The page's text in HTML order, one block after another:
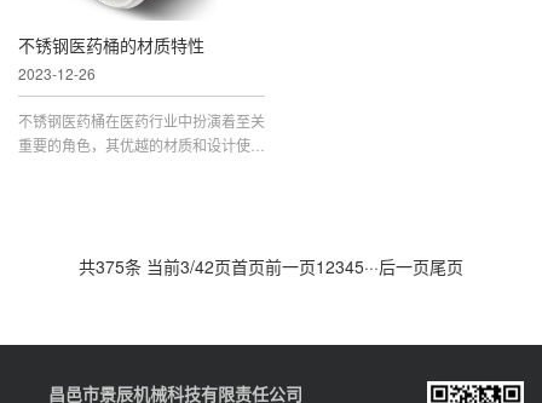
料的选择不锈钢化工桶通常采用...
不锈钢医药桶的材质特性
2023-12-26
不锈钢医药桶在医药行业中扮演着至关
重要的角色，其优越的材质和设计使其
的重要性和广泛应用。1. 不锈钢医药
共375条 当前3/42页首页前一页12345···后一页尾页
昌邑市景辰机械科技有限责任公司